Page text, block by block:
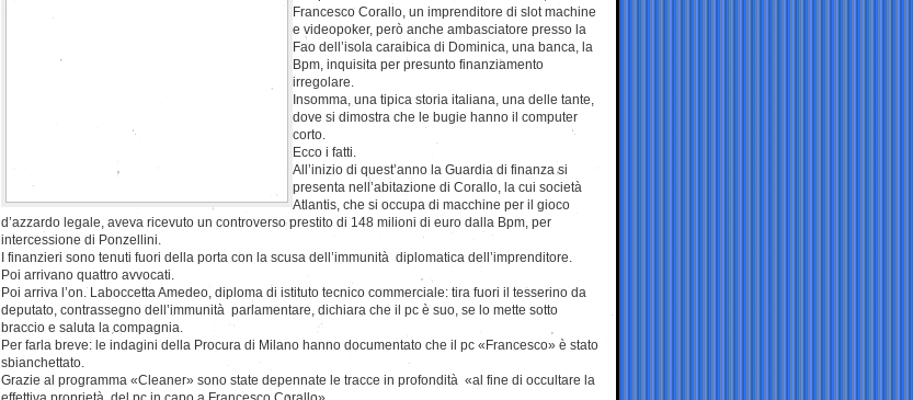
Francesco Corallo, un imprenditore di slot machine
e videopoker, però anche ambasciatore presso la
Fao dell’isola caraibica di Dominica, una banca, la
Bpm, inquisita per presunto finanziamento
irregolare.
Insomma, una tipica storia italiana, una delle tante,
dove si dimostra che le bugie hanno il computer
corto.
Ecco i fatti.
All’inizio di quest’anno la Guardia di finanza si
presenta nell’abitazione di Corallo, la cui società
Atlantis, che si occupa di macchine per il gioco
d’azzardo legale, aveva ricevuto un controverso prestito di 148 milioni di euro dalla Bpm, per
intercessione di Ponzellini.
I finanzieri sono tenuti fuori della porta con la scusa dell’immunità diplomatica dell’imprenditore.
Poi arrivano quattro avvocati.
Poi arriva l’on. Laboccetta Amedeo, diploma di istituto tecnico commerciale: tira fuori il tesserino da
deputato, contrassegno dell’immunità parlamentare, dichiara che il pc è suo, se lo mette sotto
braccio e saluta la compagnia.
Per farla breve: le indagini della Procura di Milano hanno documentato che il pc «Francesco» è stato
sbianchettato.
Grazie al programma «Cleaner» sono state depennate le tracce in profondità «al fine di occultare la